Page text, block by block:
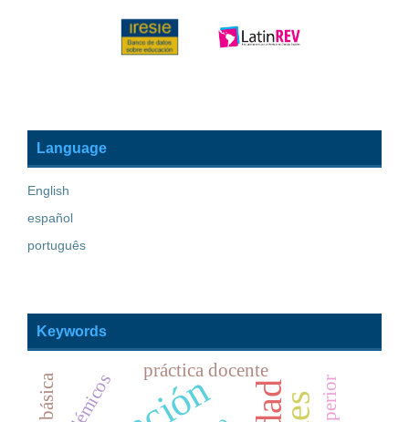
Language
English
español
português
Keywords
práctica docente